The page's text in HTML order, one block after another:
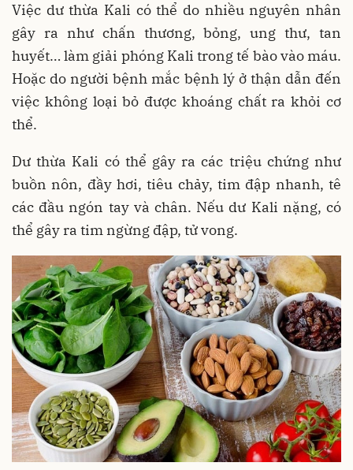
Việc dư thừa Kali có thể do nhiều nguyên nhân
gây ra như chấn thương, bỏng, ung thư, tan
huyết… làm giải phóng Kali trong tế bào vào máu.
Hoặc do người bệnh mắc bệnh lý ở thận dẫn đến
việc không loại bỏ được khoáng chất ra khỏi cơ
thể.
Dư thừa Kali có thể gây ra các triệu chứng như
buồn nôn, đầy hơi, tiêu chảy, tim đập nhanh, tê
các đầu ngón tay và chân. Nếu dư Kali nặng, có
thể gây ra tim ngừng đập, tử vong.